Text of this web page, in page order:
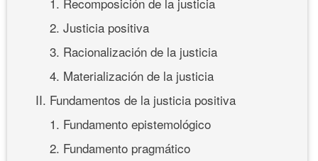
2. Justicia positiva
3. Racionalización de la justicia
4. Materialización de la justicia
II. Fundamentos de la justicia positiva
1. Fundamento epistemológico
2. Fundamento pragmático